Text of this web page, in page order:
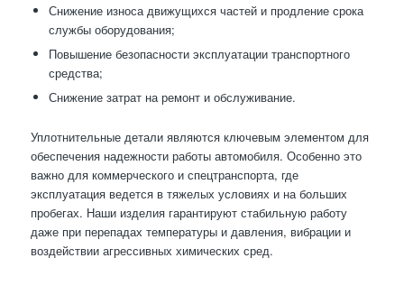
Снижение износа движущихся частей и продление срока
службы оборудования;
Повышение безопасности эксплуатации транспортного
средства;
Снижение затрат на ремонт и обслуживание.
Уплотнительные детали являются ключевым элементом для
обеспечения надежности работы автомобиля. Особенно это
важно для коммерческого и спецтранспорта, где
эксплуатация ведется в тяжелых условиях и на больших
пробегах. Наши изделия гарантируют стабильную работу
даже при перепадах температуры и давления, вибрации и
воздействии агрессивных химических сред.